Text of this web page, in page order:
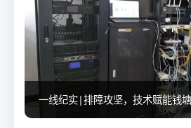
一线纪实|排障攻坚，技术赋能钱